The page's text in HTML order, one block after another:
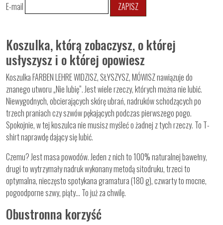
E-mail
ZAPISZ
Koszulka, którą zobaczysz, o której
usłyszysz i o której opowiesz
Koszulka FARBEN LEHRE WIDZISZ, SŁYSZYSZ, MÓWISZ nawiązuje do
znanego utworu „Nie lubię”. Jest wiele rzeczy, których można nie lubić.
Niewygodnych, obcierających skórę ubrań, nadruków schodzących po
trzech praniach czy szwów pękających podczas pierwszego pogo.
Spokojnie, w tej koszulca nie musisz myśleć o żadnej z tych rzeczy. To T-
shirt naprawdę dający się lubić.
Czemu? Jest masa powodów. Jeden z nich to 100% naturalnej bawełny,
drugi to wytrzymały nadruk wykonany metodą sitodruku, trzeci to
optymalna, nieczęsto spotykana gramatura (180 g), czwarty to mocne,
pogoodporne szwy, piąty… To już za chwilę.
Obustronna korzyść